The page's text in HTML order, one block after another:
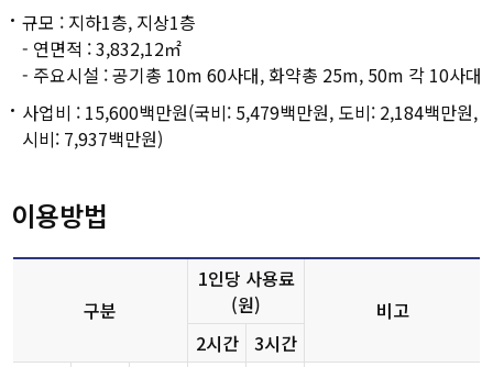
규모 : 지하1층, 지상1층
- 연면적 : 3,832,12㎡
- 주요시설 : 공기총 10m 60사대, 화약총 25m, 50m 각 10사대
사업비 : 15,600백만원(국비: 5,479백만원, 도비: 2,184백만원,
시비: 7,937백만원)
이용방법
구분
1인당 사용료
(원)
비고
2시간
3시간